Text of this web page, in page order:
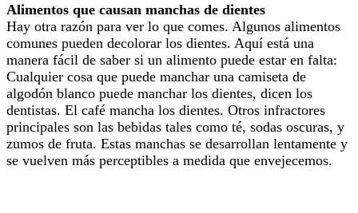
Alimentos que causan manchas de dientes
Hay otra razón para ver lo que comes. Algunos alimentos
comunes pueden decolorar los dientes. Aquí está una
manera fácil de saber si un alimento puede estar en falta:
Cualquier cosa que puede manchar una camiseta de
algodón blanco puede manchar los dientes, dicen los
dentistas. El café mancha los dientes. Otros infractores
principales son las bebidas tales como té, sodas oscuras, y
zumos de fruta. Estas manchas se desarrollan lentamente y
se vuelven más perceptibles a medida que envejecemos.